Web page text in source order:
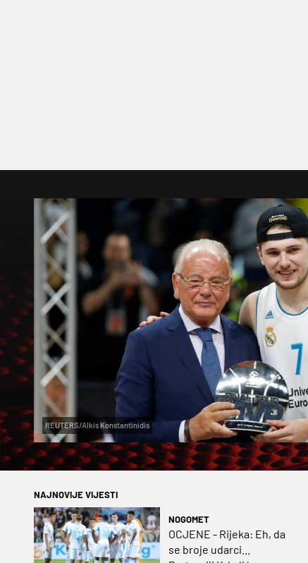
REUTERS/Alkis Konstantinidis
NAJNOVIJE VIJESTI
NOGOMET
OCJENE - Rijeka: Eh, da
se broje udarci...